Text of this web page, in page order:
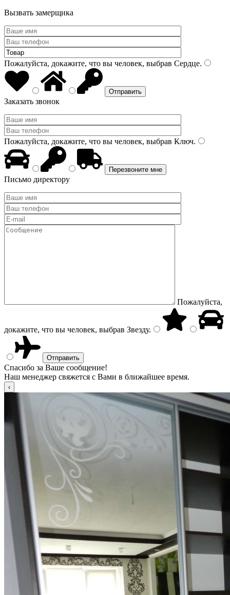
Вызвать замерщика
Пожалуйста, докажите, что вы человек, выбрав Сердце.
Заказать звонок
Пожалуйста, докажите, что вы человек, выбрав Ключ.
Письмо директору
Пожалуйста,
докажите, что вы человек, выбрав Звезду.
Спасибо за Ваше сообщение!
Наш менеджер свяжется с Вами в ближайшее время.